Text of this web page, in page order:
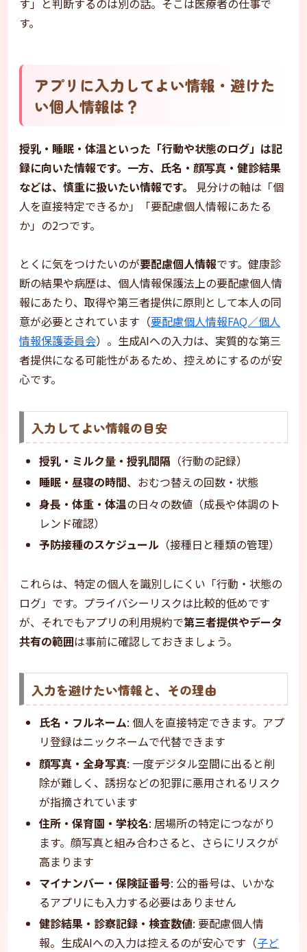
す」と判断するのは別の話。そこは医療者の仕事で
す。
アプリに入力してよい情報・避けた
い個人情報は？
授乳・睡眠・体温といった「行動や状態のログ」は記
録に向いた情報です。一方、氏名・顔写真・健診結果
などは、慎重に扱いたい情報です。
見分けの軸は「個
人を直接特定できるか」「要配慮個人情報にあたる
か」の2つです。
とくに気をつけたいのが要配慮個人情報です。健康診
断の結果や病歴は、個人情報保護法上の要配慮個人情
報にあたり、取得や第三者提供に原則として本人の同
意が必要とされています（要配慮個人情報FAQ／個人
情報保護委員会）。生成AIへの入力は、実質的な第三
者提供になる可能性があるため、控えめにするのが安
心です。
入力してよい情報の目安
授乳・ミルク量・授乳間隔 （行動の記録）
睡眠・昼寝の時間、おむつ替えの回数・状態
身長・体重・体温の日々の数値（成長や体調のト
レンド確認）
予防接種のスケジュール （接種日と種類の管理）
これらは、特定の個人を識別しにくい「行動・状態の
ログ」です。プライバシーリスクは比較的低めです
が、それでもアプリの利用規約で第三者提供やデータ
共有の範囲は事前に確認しておきましょう。
入力を避けたい情報と、その理由
氏名・フルネーム: 個人を直接特定できます。アプ
リ登録はニックネームで代替できます
顔写真・全身写真: 一度デジタル空間に出ると削
除が難しく、誘拐などの犯罪に悪用されるリスク
が指摘されています
住所・保育園・学校名: 居場所の特定につながり
ます。顔写真と組み合わさると、さらにリスクが
高まります
マイナンバー・保険証番号: 公的番号は、いかな
るアプリにも入力する必要はありません
健診結果・診察記録・検査数値: 要配慮個人情
報。生成AIへの入力は控えるのが安心です（子ど